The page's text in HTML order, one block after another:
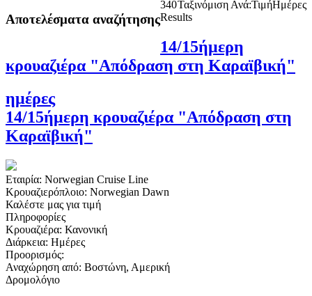
Αποτελέσματα αναζήτησης
Ταξινόμιση Ανά:ΤιμήΗμέρες
340
Results
14/15ήμερη
κρουαζιέρα "Απόδραση στη Καραϊβική"
ημέρες
14/15ήμερη κρουαζιέρα "Απόδραση στη
Καραϊβική"
Εταιρία: Norwegian Cruise Line
Κρουαζιερόπλοιο: Norwegian Dawn
Καλέστε μας για τιμή
Πληροφορίες
Κρουαζιέρα: Κανονική
Διάρκεια: Ημέρες
Προορισμός:
Αναχώρηση από: Βοστώνη, Αμερική
Δρομολόγιο